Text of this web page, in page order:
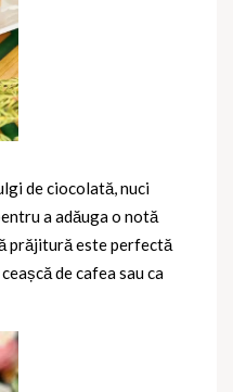
de ciocolată, nuci
a adăuga o notă
prăjitură este perfectă
de cafea sau ca